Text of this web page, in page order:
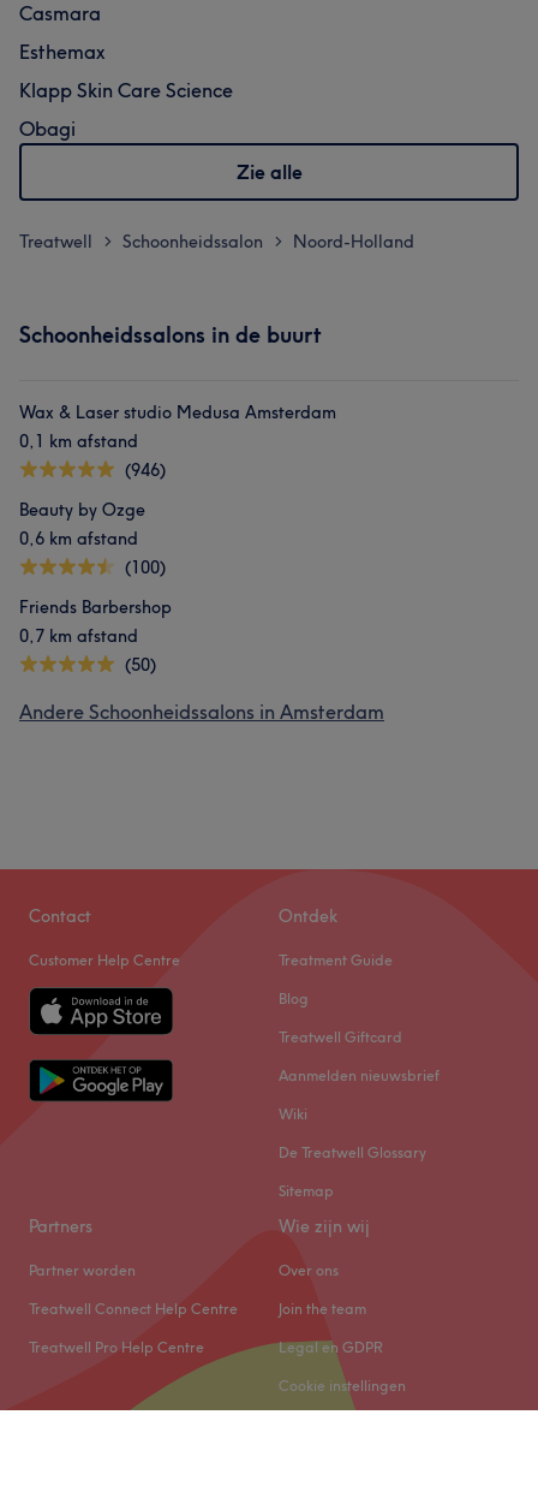
Casmara
Esthemax
Klapp Skin Care Science
Obagi
Zie alle
Treatwell > Schoonheidssalon > Noord-Holland
Schoonheidssalons in de buurt
Wax & Laser studio Medusa Amsterdam
0,1 km afstand
(946)
Beauty by Ozge
0,6 km afstand
(100)
Friends Barbershop
0,7 km afstand
(50)
Andere Schoonheidssalons in Amsterdam
Contact
Customer Help Centre
Ontdek
Treatment Guide
Blog
Treatwell Giftcard
Aanmelden nieuwsbrief
Wiki
De Treatwell Glossary
Sitemap
Partners
Partner worden
Treatwell Connect Help Centre
Treatwell Pro Help Centre
Wie zijn wij
Over ons
Join the team
Legal en GDPR
Cookie instellingen